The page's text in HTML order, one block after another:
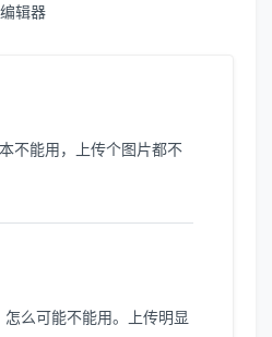
辑器
不能用，上传个图片都不
么可能不能用。上传明显